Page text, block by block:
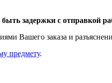
задержки с отправкой
Вашего заказа и
предмету.